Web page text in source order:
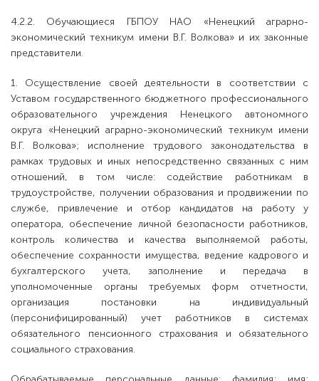
4.2.2. Обучающиеся ГБПОУ НАО «Ненецкий аграрно-
экономический техникум имени В.Г. Волкова» и их законные
представители.
1. Осуществление своей деятельности в соответствии с
Уставом государственного бюджетного профессионального
образовательного учреждения Ненецкого автономного
округа «Ненецкий аграрно-экономический техникум имени
В.Г. Волкова»; исполнение трудового законодательства в
рамках трудовых и иных непосредственно связанных с ним
отношений, в том числе: содействие работникам в
трудоустройстве, получении образования и продвижении по
службе, привлечение и отбор кандидатов на работу у
оператора, обеспечение личной безопасности работников,
контроль количества и качества выполняемой работы,
обеспечение сохранности имущества, ведение кадрового и
бухгалтерского учета, заполнение и передача в
уполномоченные органы требуемых форм отчетности,
организация постановки на индивидуальный
(персонифицированный) учет работников в системах
обязательного пенсионного страхования и обязательного
социального страхования.